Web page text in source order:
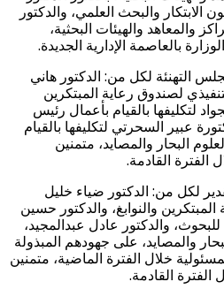
والبحث العلمي، والدكتور
والمعاهد والهيئات البحثية،
بالعاصمة الإدارية الجديدة.
التهنئة لكل من: الدكتور هاني
لصندوق رعاية المبتكرين
لتكليفها بالقيام بأعمال رئيس
عبير السحرتي لتكليفها بالقيام
البحار والمصايد، متمنين
الفترة القادمة.
لكل من: الدكتور ضياء خليل
والنوابغ، والدكتور حسين
والدكتور عادل عبدالمجيد،
والمصايد، على جهودهم المبذولة
خلال الفترة الماضية، متمنين
الفترة القادمة.